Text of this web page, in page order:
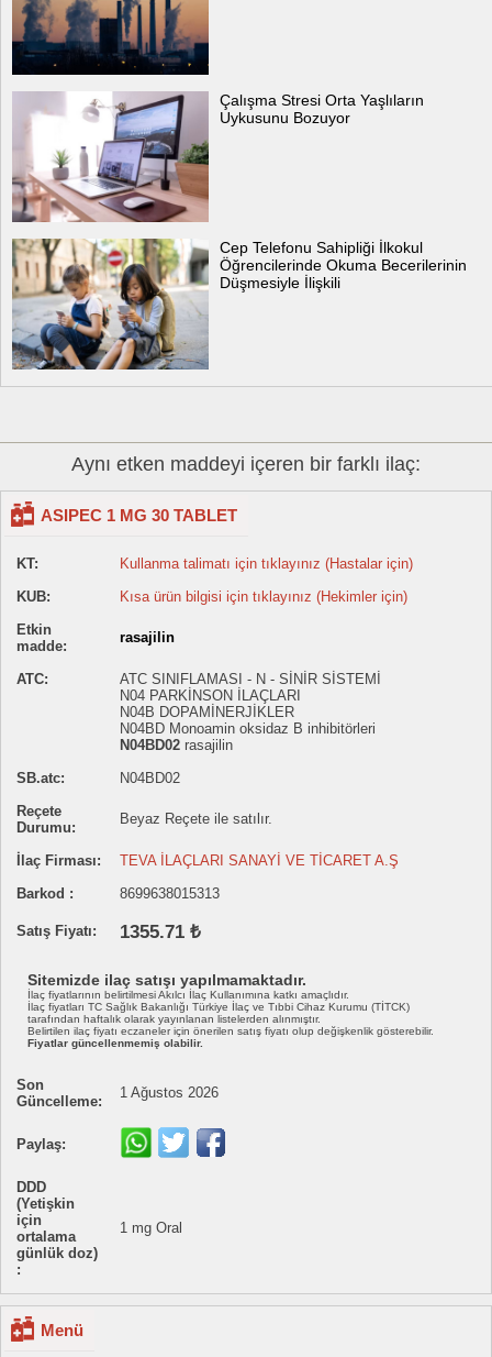
Çalışma Stresi Orta Yaşlıların
Uykusunu Bozuyor
Cep Telefonu Sahipliği İlkokul
Öğrencilerinde Okuma Becerilerinin
Düşmesiyle İlişkili
Aynı etken maddeyi içeren bir farklı ilaç:
ASIPEC 1 MG 30 TABLET
KT:
Kullanma talimatı için tıklayınız (Hastalar için)
KUB:
Kısa ürün bilgisi için tıklayınız (Hekimler için)
Etkin
madde:
rasajilin
ATC:
ATC SINIFLAMASI - N - SİNİR SİSTEMİ
N04 PARKİNSON İLAÇLARI
N04B DOPAMİNERJİKLER
N04BD Monoamin oksidaz B inhibitörleri
N04BD02 rasajilin
SB.atc:
N04BD02
Reçete
Durumu:
Beyaz Reçete ile satılır.
İlaç Firması:
TEVA İLAÇLARI SANAYİ VE TİCARET A.Ş
Barkod :
8699638015313
Satış Fiyatı: 1355.71 ₺
Sitemizde ilaç satışı yapılmamaktadır.
İlaç fiyatlarının belirtilmesi Akılcı İlaç Kullanımına katkı amaçlıdır.
İlaç fiyatları TC Sağlık Bakanlığı Türkiye İlaç ve Tıbbi Cihaz Kurumu (TİTCK)
tarafından haftalık olarak yayınlanan listelerden alınmıştır.
Belirtilen ilaç fiyatı eczaneler için önerilen satış fiyatı olup değişkenlik gösterebilir.
Fiyatlar güncellenmemiş olabilir.
Son
Güncelleme:
1 Ağustos 2026
Paylaş:
DDD
(Yetişkin
için
ortalama
günlük doz)
:
1 mg Oral
Menü